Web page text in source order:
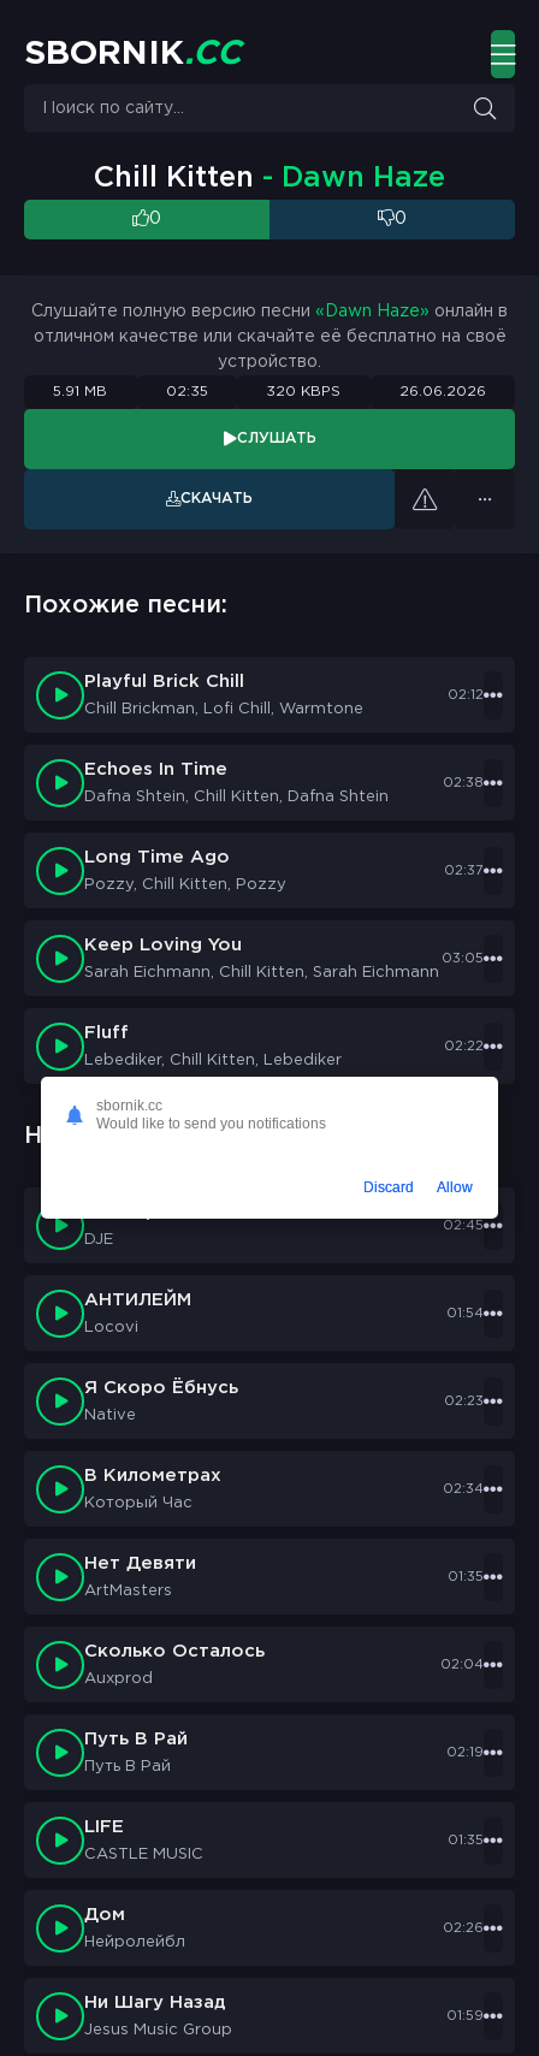
S BO R N K.CC
Chill Kitten - Dawn Haze
0 0
Слушайте полную версию песни «Dawn Haze» онлайн в
отличном качестве или скачайте её бесплатно на своё
устройство.
5.91 MB 02:35 320 KBPS 26.06.2026
СЛУШАТЬ
СКАЧАТЬ
Похожие песни:
Playful Brick Chill
Chill Brickman, Lofi Chill, Warmtone
02:12
Echoes In Time
Dafna Shtein, Chill Kitten, Dafna Shtein
02:38
Long Time Ago
Pozzy, Chill Kitten, Pozzy
02:37
Keep Loving You
Sarah Eichmann, Chill Kitten, Sarah Eichmann
03:05
Fluff
Lebediker, Chill Kitten, Lebediker
02:22
Новые треки:
DJE
02:45
АНТИЛЕЙМ
Locovi
01:54
Я Скоро Ёбнусь
Native
02:23
В Километрах
Который Час
02:34
Нет Девяти
ArtMasters
01:35
Сколько Осталось
Auxprod
02:04
Путь В Рай
Путь В Рай
02:19
LIFE
CASTLE MUSIC
01:35
Дом
Нейролейбл
02:26
Ни Шагу Назад
Jesus Music Group
01:59
sbornik.cc
Would like to send you notifications
Discard Allow